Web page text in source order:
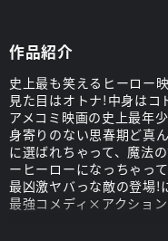
作品紹介
史上最も笑えるヒーロー
見た目はオトナ!中身はコ
アメコミ映画の史上最年
身寄りのない思春期ど真
に選ばれちゃって、魔法
ーヒーローになっちゃっ
最凶激ヤバっな敵の登場!
最強コメディ×アクショ